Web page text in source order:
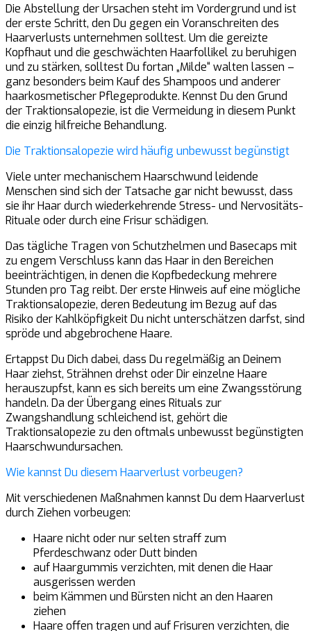
Die Abstellung der Ursachen steht im Vordergrund und ist
der erste Schritt, den Du gegen ein Voranschreiten des
Haarverlusts unternehmen solltest. Um die gereizte
Kopfhaut und die geschwächten Haarfollikel zu beruhigen
und zu stärken, solltest Du fortan „Milde“ walten lassen –
ganz besonders beim Kauf des Shampoos und anderer
haarkosmetischer Pflegeprodukte. Kennst Du den Grund
der Traktionsalopezie, ist die Vermeidung in diesem Punkt
die einzig hilfreiche Behandlung.
Die Traktionsalopezie wird häufig unbewusst begünstigt
Viele unter mechanischem Haarschwund leidende
Menschen sind sich der Tatsache gar nicht bewusst, dass
sie ihr Haar durch wiederkehrende Stress- und Nervositäts-
Rituale oder durch eine Frisur schädigen.
Das tägliche Tragen von Schutzhelmen und Basecaps mit
zu engem Verschluss kann das Haar in den Bereichen
beeinträchtigen, in denen die Kopfbedeckung mehrere
Stunden pro Tag reibt. Der erste Hinweis auf eine mögliche
Traktionsalopezie, deren Bedeutung im Bezug auf das
Risiko der Kahlköpfigkeit Du nicht unterschätzen darfst, sind
spröde und abgebrochene Haare.
Ertappst Du Dich dabei, dass Du regelmäßig an Deinem
Haar ziehst, Strähnen drehst oder Dir einzelne Haare
herauszupfst, kann es sich bereits um eine Zwangsstörung
handeln. Da der Übergang eines Rituals zur
Zwangshandlung schleichend ist, gehört die
Traktionsalopezie zu den oftmals unbewusst begünstigten
Haarschwundursachen.
Wie kannst Du diesem Haarverlust vorbeugen?
Mit verschiedenen Maßnahmen kannst Du dem Haarverlust
durch Ziehen vorbeugen:
Haare nicht oder nur selten straff zum
Pferdeschwanz oder Dutt binden
auf Haargummis verzichten, mit denen die Haar
ausgerissen werden
beim Kämmen und Bürsten nicht an den Haaren
ziehen
Haare offen tragen und auf Frisuren verzichten, die